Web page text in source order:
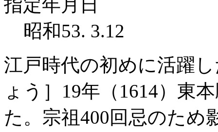
指定年月日
昭和53. 3.12
江戸時代の初めに活躍
ょう］19年（1614）東
た。宗祖400回忌のため